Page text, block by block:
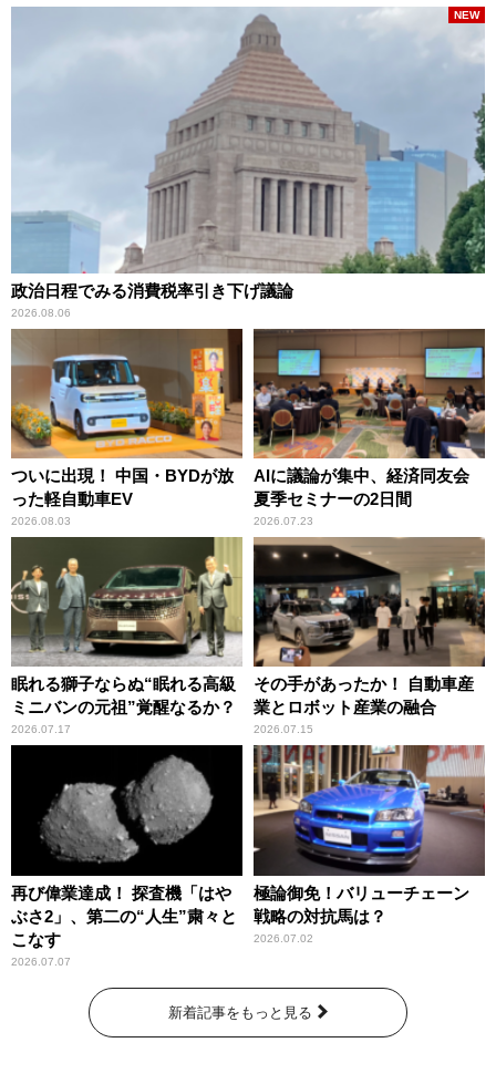
政治日程でみる消費税率引き下げ議論
2026.08.06
NEW
ついに出現！ 中国・BYDが放
った軽自動車EV
2026.08.03
AIに議論が集中、経済同友会
夏季セミナーの2日間
2026.07.23
眠れる獅子ならぬ“眠れる高級
ミニバンの元祖”覚醒なるか？
2026.07.17
その手があったか！ 自動車産
業とロボット産業の融合
2026.07.15
再び偉業達成！ 探査機「はや
ぶさ2」、第二の“人生”粛々と
こなす
2026.07.07
極論御免！バリューチェーン
戦略の対抗馬は？
2026.07.02
新着記事をもっと見る